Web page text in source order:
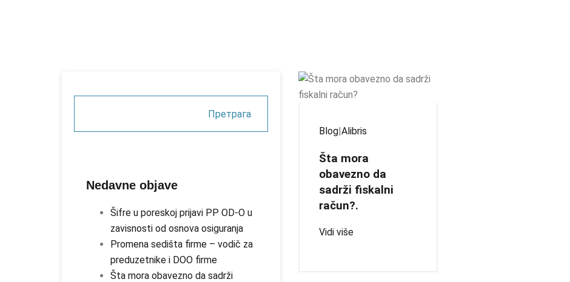
Претрага
Nedavne objave
Šifre u poreskoj prijavi PP OD-O u
zavisnosti od osnova osiguranja
Promena sedišta firme – vodič za
preduzetnike i DOO firme
Šta mora obavezno da sadrži
Blog|Alibris
Šta mora
obavezno da
sadrži fiskalni
račun?.
Vidi više